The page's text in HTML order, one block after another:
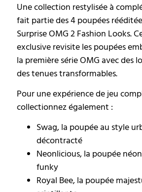
Une collection restylisée à
fait partie des 4 poupées
Surprise OMG 2 Fashion Looks.
exclusive revisite les poupées
la première série OMG avec des
des tenues transformables.
Pour une expérience de jeu
collectionnez également :
Swag, la poupée au style
décontracté
Neonlicious, la poupée
funky
Royal Bee, la poupée